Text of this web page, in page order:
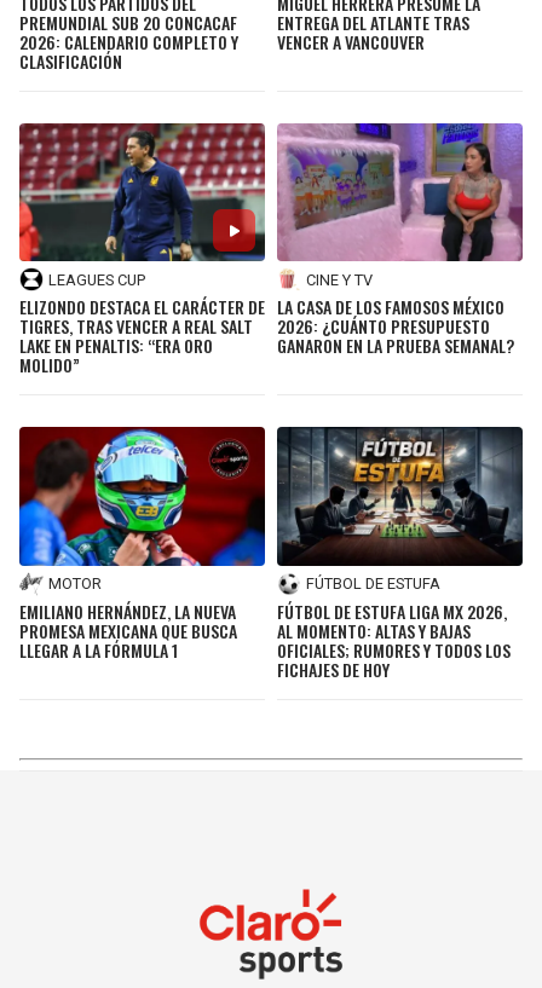
PREMUNDIAL SUB 20 CONCACAF
2026: CALENDARIO COMPLETO Y
CLASIFICACIÓN
ENTREGA DEL ATLANTE TRAS
VENCER A VANCOUVER
LEAGUES CUP
ELIZONDO DESTACA EL CARÁCTER DE
TIGRES, TRAS VENCER A REAL SALT
LAKE EN PENALTIS: “ERA ORO
MOLIDO”
CINE Y TV
LA CASA DE LOS FAMOSOS MÉXICO
2026: ¿CUÁNTO PRESUPUESTO
GANARON EN LA PRUEBA SEMANAL?
MOTOR
EMILIANO HERNÁNDEZ, LA NUEVA
PROMESA MEXICANA QUE BUSCA
LLEGAR A LA FÓRMULA 1
FÚTBOL DE ESTUFA
FÚTBOL DE ESTUFA LIGA MX 2026,
AL MOMENTO: ALTAS Y BAJAS
OFICIALES; RUMORES Y TODOS LOS
FICHAJES DE HOY